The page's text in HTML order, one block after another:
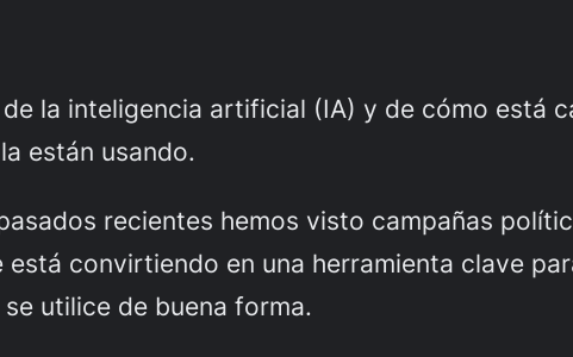
la inteligencia artificial (IA) y de cómo está
están usando.
recientes hemos visto campañas
está convirtiendo en una herramienta clave
utilice de buena forma.